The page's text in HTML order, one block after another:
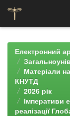
navigationЕлектронний
Матеріали
КНУТД
2026 рік
Імперативи
реалізації